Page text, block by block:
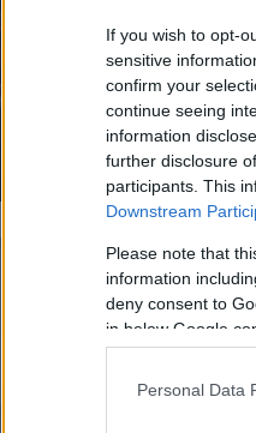
If you wish to opt-
sensitive
confirm your
continue seeing
information
further disclosure
participants. This
Downstream
Please note that
information
deny consent to
in below Google
Personal Data